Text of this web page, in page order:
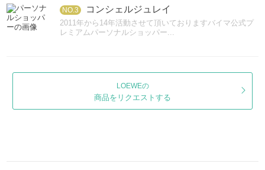
NO.3 コンシェルジュレイ
2011年から14年活動させて頂いておりますバイマ公式プ
レミアムパーソナルショッパー...
LOEWEの
商品をリクエストする